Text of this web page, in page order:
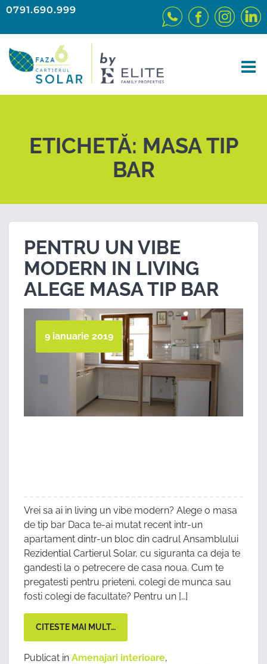
0791.690.999
ETICHETĂ: MASA TIP
BAR
PENTRU UN VIBE
MODERN IN LIVING
ALEGE MASA TIP BAR
9 ianuarie 2019
Vrei sa ai in living un vibe modern? Alege o masa
de tip bar Daca te-ai mutat recent intr-un
apartament dintr-un bloc din cadrul Ansamblului
Rezidential Cartierul Solar, cu siguranta ca deja te
gandesti la o petrecere de casa noua. Cum te
pregatesti pentru prieteni, colegi de munca sau
fosti colegi de facultate? Pentru un […]
CITESTE MAI MULT…
Publicat in Amenajari interioare,